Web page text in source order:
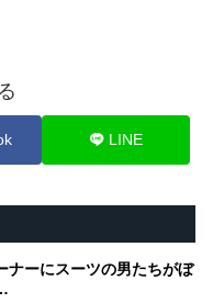
LINE
ナーにスーツの男たちがぼ